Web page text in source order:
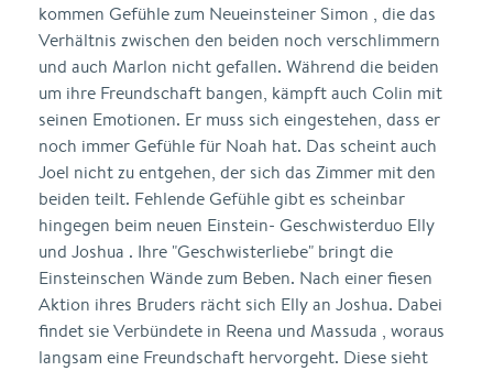
kommen Gefühle zum Neueinsteiner Simon , die das
Verhältnis zwischen den beiden noch verschlimmern
und auch Marlon nicht gefallen. Während die beiden
um ihre Freundschaft bangen, kämpft auch Colin mit
seinen Emotionen. Er muss sich eingestehen, dass er
noch immer Gefühle für Noah hat. Das scheint auch
Joel nicht zu entgehen, der sich das Zimmer mit den
beiden teilt. Fehlende Gefühle gibt es scheinbar
hingegen beim neuen Einstein- Geschwisterduo Elly
und Joshua . Ihre "Geschwisterliebe" bringt die
Einsteinschen Wände zum Beben. Nach einer fiesen
Aktion ihres Bruders rächt sich Elly an Joshua. Dabei
findet sie Verbündete in Reena und Massuda , woraus
langsam eine Freundschaft hervorgeht. Diese sieht